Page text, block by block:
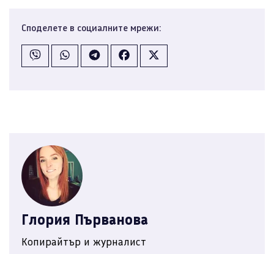
Споделете в социалните мрежи:
Глория Първанова
Копирайтър и журналист